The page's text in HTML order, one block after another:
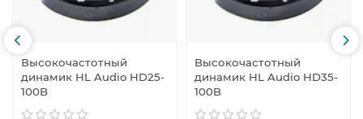
Высокочастотный
динамик HL Audio HD25-
100B
Высокочастотный
динамик HL Audio HD35-
100B